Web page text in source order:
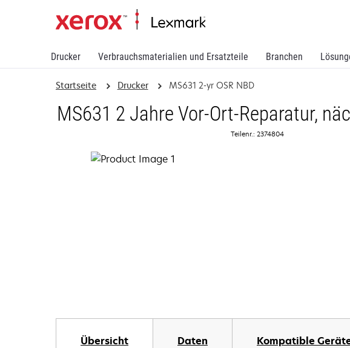
Drucker Verbrauchsmaterialien und Ersatzteile Branchen
Startseite Drucker MS631 2-yr OSR NBD
MS631 2 Jahre Vor-Ort-Reparatur,
Teilenr.: 2374804
Übersicht Daten Kompatible